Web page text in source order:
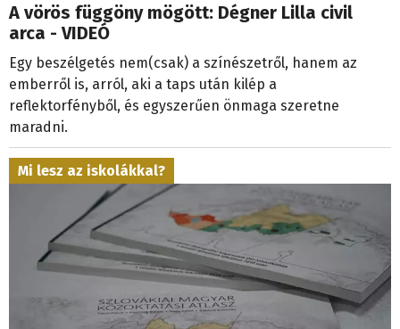
A vörös függöny mögött: Dégner Lilla civil
arca - VIDEÓ
Egy beszélgetés nem(csak) a színészetről, hanem az
emberről is, arról, aki a taps után kilép a
reflektorfényből, és egyszerűen önmaga szeretne
maradni.
Mi lesz az iskolákkal?